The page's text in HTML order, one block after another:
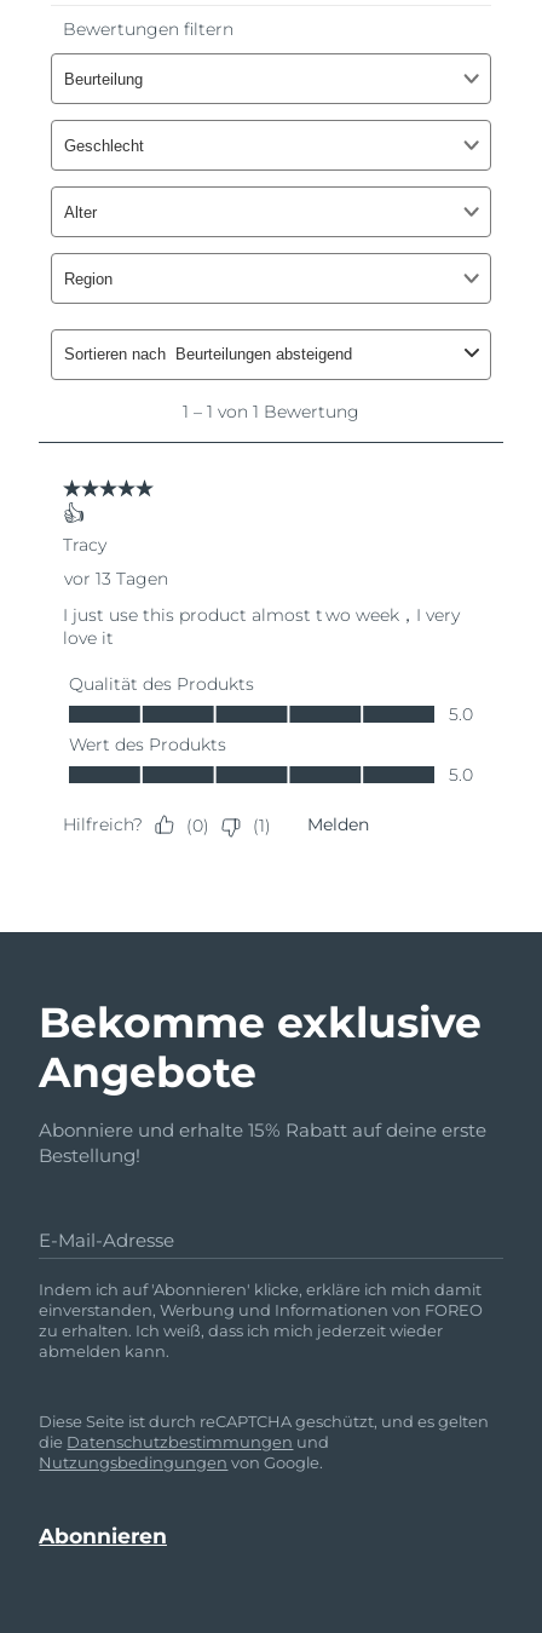
Bekomme exklusive
Angebote
Abonniere und erhalte 15% Rabatt auf deine erste
Bestellung!
E-Mail-Adresse
Indem ich auf 'Abonnieren' klicke, erkläre ich mich damit
einverstanden, Werbung und Informationen von FOREO
zu erhalten. Ich weiß, dass ich mich jederzeit wieder
abmelden kann.
Diese Seite ist durch reCAPTCHA geschützt, und es gelten
die Datenschutzbestimmungen und
Nutzungsbedingungen von Google.